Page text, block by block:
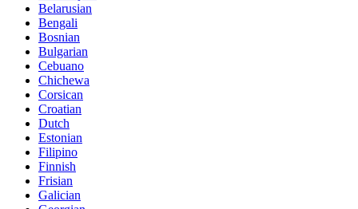
Belarusian
Bengali
Bosnian
Bulgarian
Cebuano
Chichewa
Corsican
Croatian
Dutch
Estonian
Filipino
Finnish
Frisian
Galician